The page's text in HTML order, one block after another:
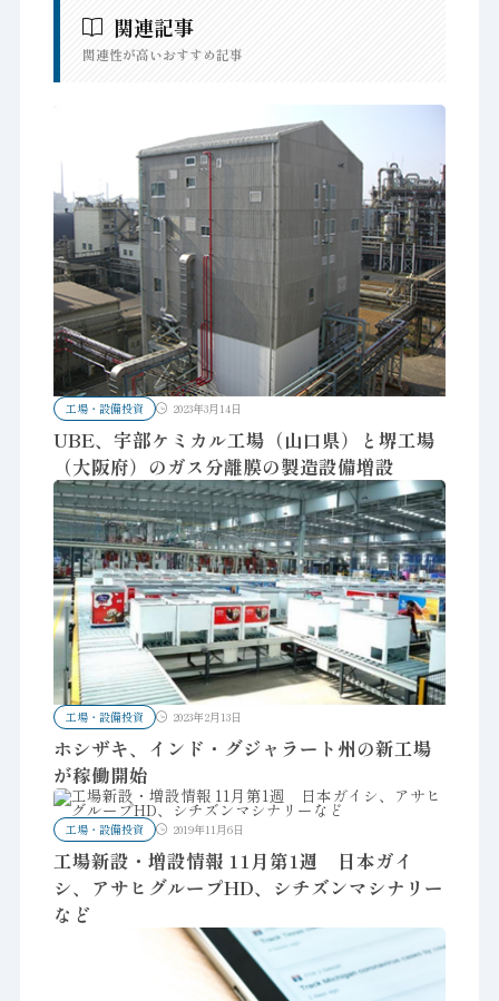
関連記事
関連性が高いおすすめ記事
工場・設備投資 2023年3月14日
UBE、宇部ケミカル工場（山口県）と堺工場
（大阪府）のガス分離膜の製造設備増設
工場・設備投資 2023年2月13日
ホシザキ、インド・グジャラート州の新工場
が稼働開始
工場・設備投資 2019年11月6日
工場新設・増設情報 11月第1週 日本ガイ
シ、アサヒグループHD、シチズンマシナリー
など